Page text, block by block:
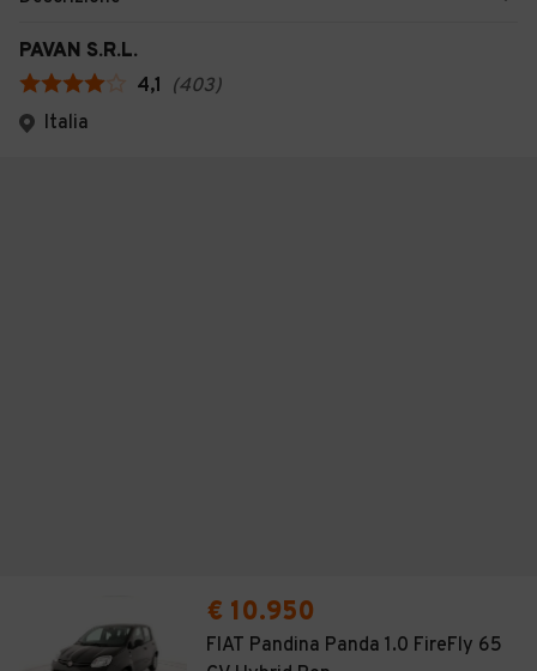
PAVAN S.R.L.
4,1 (403)
Italia
€ 10.950
FIAT Pandina Panda 1.0 FireFly 65